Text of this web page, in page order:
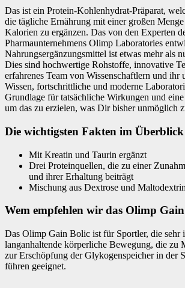
Das ist ein Protein-Kohlenhydrat-Präparat,
die tägliche Ernährung mit einer großen
Kalorien zu ergänzen. Das von den Experten
Pharmaunternehmens Olimp Laboratories
Nahrungsergänzungsmittel ist etwas mehr als
Dies sind hochwertige Rohstoffe, innovative
erfahrenes Team von Wissenschaftlern und ihr
Wissen, fortschrittliche und moderne
Grundlage für tatsächliche Wirkungen und
um das zu erzielen, was Dir bisher unmöglich
Die wichtigsten Fakten im Überblick
Mit Kreatin und Taurin ergänzt
Drei Proteinquellen, die zu einer
und ihrer Erhaltung beiträgt
Mischung aus Dextrose und
Wem empfehlen wir das Olimp
Das Olimp Gain Bolic ist für Sportler, die sehr
langanhaltende körperliche Bewegung, die zu
zur Erschöpfung der Glykogenspeicher in der
führen geeignet.